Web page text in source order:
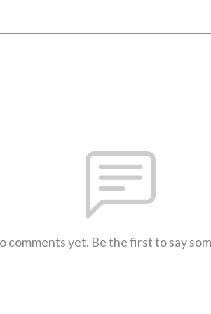
comments yet. Be the first to say